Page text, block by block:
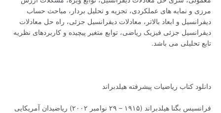
مرزی و نمایه های عملکردی، تجزیه و تحلیل بردار، مباحث حساب
دیفرانسیل و ابعاد بالاتر، معادلات دیفرانسیل جزئی، راه حل معادلات
دیفرانسیل جزئی فیزیک ریاضی، توابع متغیر پیچیده و کاربردهای نظریه
تابع تحلیلی می باشد.
دانلود کتاب ریاضیات پیشرفته هیلدبراند
فرانسیس بگنا هیلدبراند (۱۹۱۵ – ۲۹ نوامبر ۲۰۰۲) ریاضیدان آمریکایی